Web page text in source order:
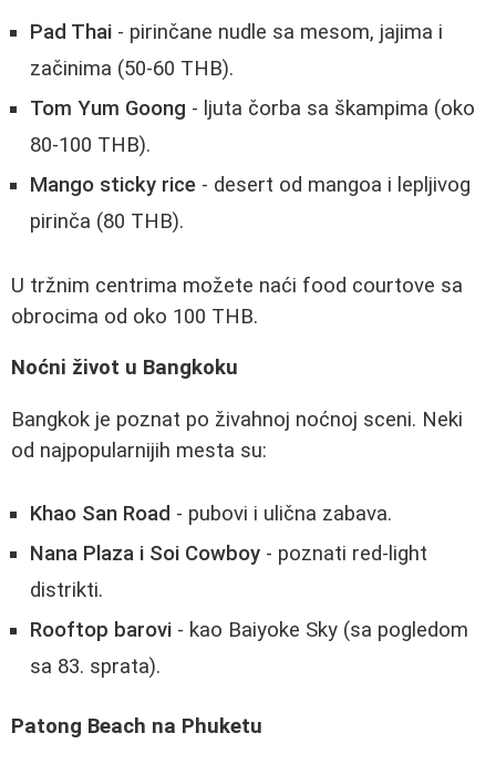
Pad Thai - pirinčane nudle sa mesom, jajima i
začinima (50-60 THB).
Tom Yum Goong - ljuta čorba sa škampima (oko
80-100 THB).
Mango sticky rice - desert od mangoa i lepljivog
pirinča (80 THB).
U tržnim centrima možete naći food courtove sa
obrocima od oko 100 THB.
Noćni život u Bangkoku
Bangkok je poznat po živahnoj noćnoj sceni. Neki
od najpopularnijih mesta su:
Khao San Road - pubovi i ulična zabava.
Nana Plaza i Soi Cowboy - poznati red-light
distrikti.
Rooftop barovi - kao Baiyoke Sky (sa pogledom
sa 83. sprata).
Patong Beach na Phuketu